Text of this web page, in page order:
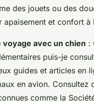
des jouets ou des
apaisement et confort à
voyage avec un chien :
puis-je
guides et articles en
en avion. Consultez
comme la